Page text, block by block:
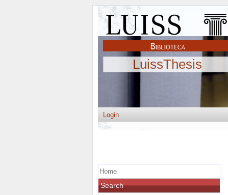
LuissThesis
Login
Home
Search